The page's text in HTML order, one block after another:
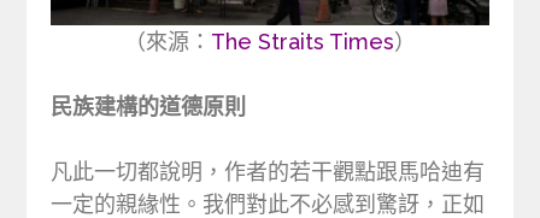
（來源： The Straits Times）
民族建構的道德原則
凡此一切都說明，作者的若干觀點跟馬哈迪有
一定的親緣性。我們對此不必感到驚訝，正如